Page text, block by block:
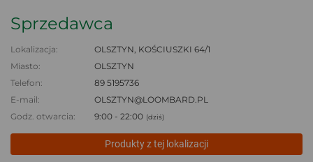
Sprzedawca
Lokalizacja:
OLSZTYN, KOŚCIUSZKI 64/1
Miasto:
OLSZTYN
Telefon:
89 5195736
E-mail:
OLSZTYN@LOOMBARD.PL
Godz. otwarcia:
9:00 - 22:00 (dziś)
Produkty z tej lokalizacji